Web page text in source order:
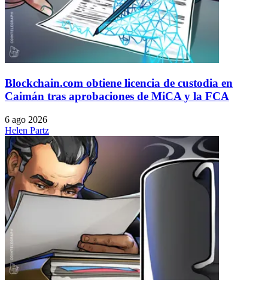
Blockchain.com obtiene licencia de custodia en
Caimán tras aprobaciones de MiCA y la FCA
6 ago 2026
Helen Partz